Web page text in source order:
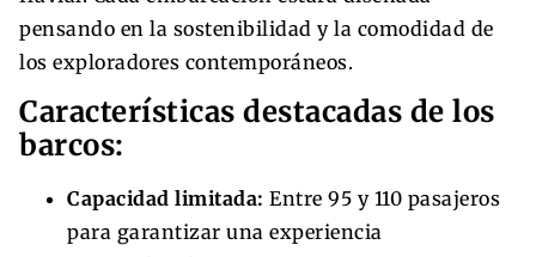
pensando en la sostenibilidad y la comodidad de
los exploradores contemporáneos.
Características destacadas de los
barcos:
Capacidad limitada: Entre 95 y 110 pasajeros
para garantizar una experiencia